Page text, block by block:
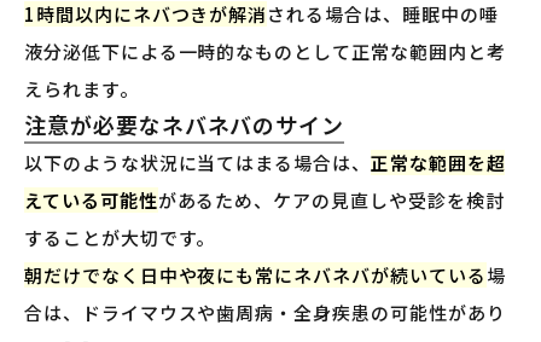
1時間以内にネバつきが解消される場合は、睡眠中の唾
液分泌低下による一時的なものとして正常な範囲内と考
えられます。
注意が必要なネバネバのサイン
以下のような状況に当てはまる場合は、 正常な範囲を超
えている可能性があるため、ケアの見直しや受診を検討
することが大切です。
朝だけでなく日中や夜にも常にネバネバが続いている場
合は、ドライマウスや歯周病・全身疾患の可能性があり